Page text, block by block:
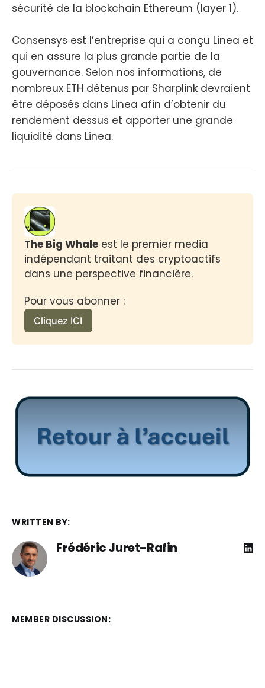
sécurité de la blockchain Ethereum (layer 1).
Consensys est l’entreprise qui a conçu Linea et
qui en assure la plus grande partie de la
gouvernance. Selon nos informations, de
nombreux ETH détenus par Sharplink devraient
être déposés dans Linea afin d’obtenir du
rendement dessus et apporter une grande
liquidité dans Linea.
The Big Whale est le premier media
indépendant traitant des cryptoactifs
dans une perspective financière.
Pour vous abonner :
Cliquez ICI
WRITTEN BY:
Frédéric Juret-Rafin
MEMBER DISCUSSION: